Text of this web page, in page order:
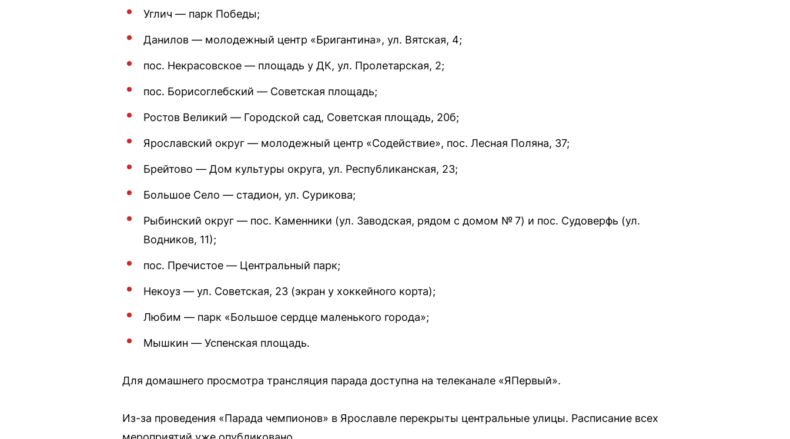
Углич — парк Победы;
Данилов — молодежный центр «Бригантина», ул. Вятская, 4;
пос. Некрасовское — площадь у ДК, ул. Пролетарская, 2;
пос. Борисоглебский — Советская площадь;
Ростов Великий — Городской сад, Советская площадь, 20б;
Ярославский округ — молодежный центр «Содействие», пос. Лесная Поляна, 37;
Брейтово — Дом культуры округа, ул. Республиканская, 23;
Большое Село — стадион, ул. Сурикова;
Рыбинский округ — пос. Каменники (ул. Заводская, рядом с домом № 7) и пос. Судоверфь (ул.
Водников, 11);
пос. Пречистое — Центральный парк;
Некоуз — ул. Советская, 23 (экран у хоккейного корта);
Любим — парк «Большое сердце маленького города»;
Мышкин — Успенская площадь.
Для домашнего просмотра трансляция парада доступна на телеканале «ЯПервый».
Из-за проведения «Парада чемпионов» в Ярославле перекрыты центральные улицы. Расписание всех